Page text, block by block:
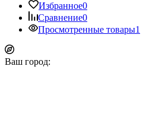
Избранное0
Сравнение0
Просмотренные товары1
Ваш город: